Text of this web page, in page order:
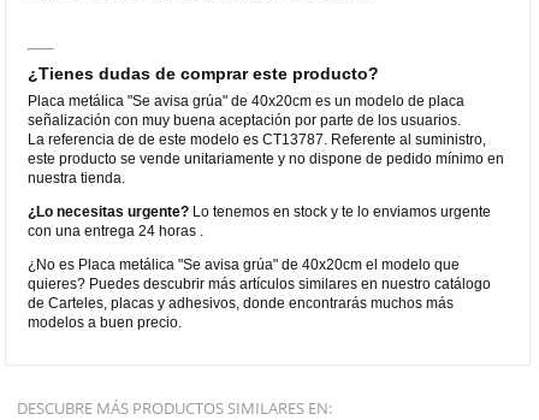
¿Tienes dudas de comprar este producto?
Placa metálica "Se avisa grúa" de 40x20cm es un modelo de placa
señalización con muy buena aceptación por parte de los usuarios.
La referencia de de este modelo es CT13787. Referente al suministro,
este producto se vende unitariamente y no dispone de pedido mínimo en
nuestra tienda.
¿Lo necesitas urgente? Lo tenemos en stock y te lo enviamos urgente
con una entrega 24 horas .
¿No es Placa metálica "Se avisa grúa" de 40x20cm el modelo que
quieres? Puedes descubrir más artículos similares en nuestro catálogo
de Carteles, placas y adhesivos, donde encontrarás muchos más
modelos a buen precio.
DESCUBRE MÁS PRODUCTOS SIMILARES EN: